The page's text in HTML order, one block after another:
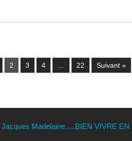
2 3 4 22 Suivant »
Jacques Madelaine.....BIEN VIVRE EN